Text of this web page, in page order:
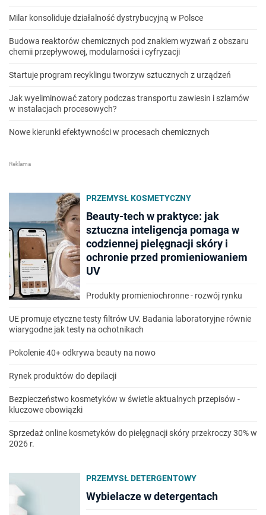
Milar konsoliduje działalność dystrybucyjną w Polsce
Budowa reaktorów chemicznych pod znakiem wyzwań z obszaru
chemii przepływowej, modularności i cyfryzacji
Startuje program recyklingu tworzyw sztucznych z urządzeń
Jak wyeliminować zatory podczas transportu zawiesin i szlamów
w instalacjach procesowych?
Nowe kierunki efektywności w procesach chemicznych
PRZEMYSŁ KOSMETYCZNY
Beauty-tech w praktyce: jak
sztuczna inteligencja pomaga w
codziennej pielęgnacji skóry i
ochronie przed promieniowaniem
UV
Produkty promieniochronne - rozwój rynku
UE promuje etyczne testy filtrów UV. Badania laboratoryjne równie
wiarygodne jak testy na ochotnikach
Pokolenie 40+ odkrywa beauty na nowo
Rynek produktów do depilacji
Bezpieczeństwo kosmetyków w świetle aktualnych przepisów -
kluczowe obowiązki
Sprzedaż online kosmetyków do pielęgnacji skóry przekroczy 30% w
2026 r.
PRZEMYSŁ DETERGENTOWY
Wybielacze w detergentach